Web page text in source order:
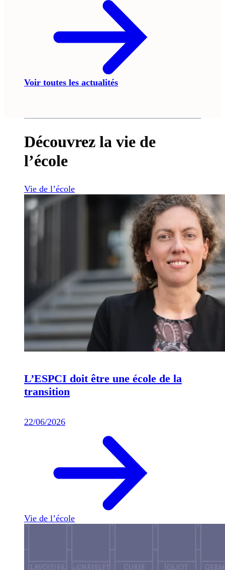
Voir toutes les actualités
Découvrez la vie de
l’école
Vie de l’école
L’ESPCI doit être une école de la
transition
22/06/2026
Vie de l’école